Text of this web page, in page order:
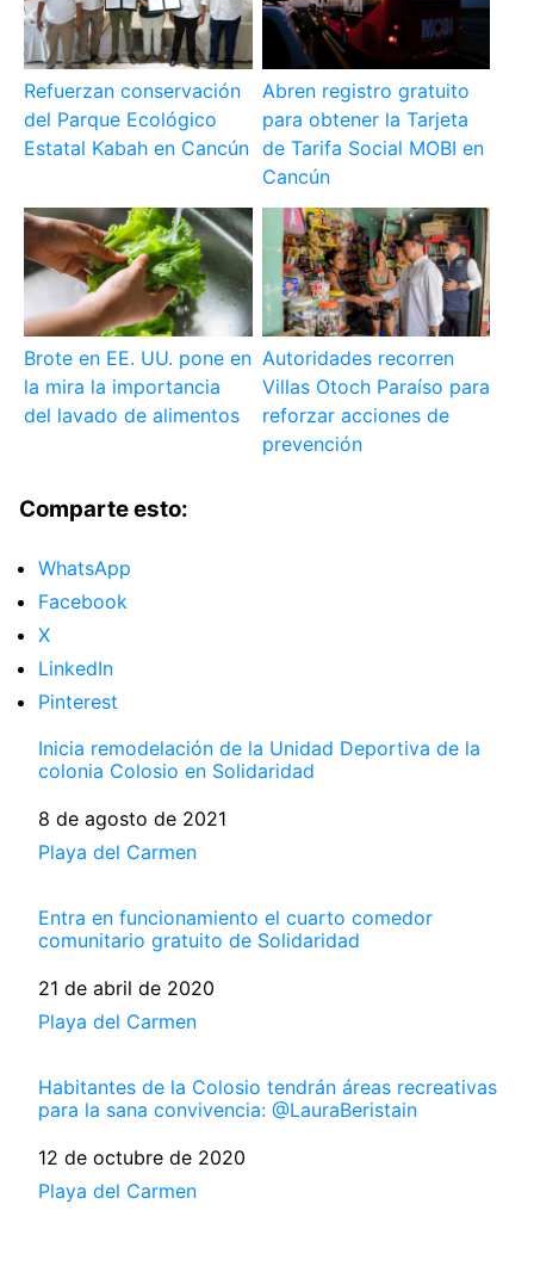
Refuerzan conservación
del Parque Ecológico
Estatal Kabah en Cancún
Abren registro gratuito
para obtener la Tarjeta
de Tarifa Social MOBI en
Cancún
Brote en EE. UU. pone en
la mira la importancia
del lavado de alimentos
Autoridades recorren
Villas Otoch Paraíso para
reforzar acciones de
prevención
Comparte esto:
WhatsApp
Facebook
X
LinkedIn
Pinterest
Inicia remodelación de la Unidad Deportiva de la
colonia Colosio en Solidaridad
Fecha
8 de agosto de 2021
Respecto a
Playa del Carmen
Entra en funcionamiento el cuarto comedor
comunitario gratuito de Solidaridad
Fecha
21 de abril de 2020
Respecto a
Playa del Carmen
Habitantes de la Colosio tendrán áreas recreativas
para la sana convivencia: @LauraBeristain
Fecha
12 de octubre de 2020
Respecto a
Playa del Carmen